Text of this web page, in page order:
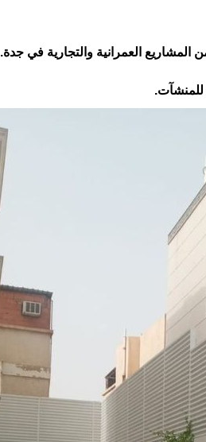
المشاريع العمرانية والتجارية في جدة.
للمنشآت.